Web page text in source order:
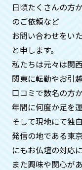
基本的に
ご希望日
供養→処
流れにな
周りの
が、、、
ご安心く
らないよ
周りの方
ん。
日頃たくさんの方
のご依頼など
お問い合わせをい
と申します。
私たちは元々は関
関東に転勤やお引
口コミで数名の方
年間に何度か⾜を
そして現地にて独
発信の地である東
にもお仏壇の対応
また興味や関心が